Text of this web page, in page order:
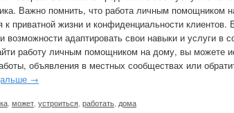
Важно помнить, что работа личным помощником
к приватной жизни и конфиденциальности клиентов.
возможности адаптировать свои навыки и услуги в
работу личным помощником на дому, вы можете
объявления в местных сообществах или
→
может устроиться работать дома